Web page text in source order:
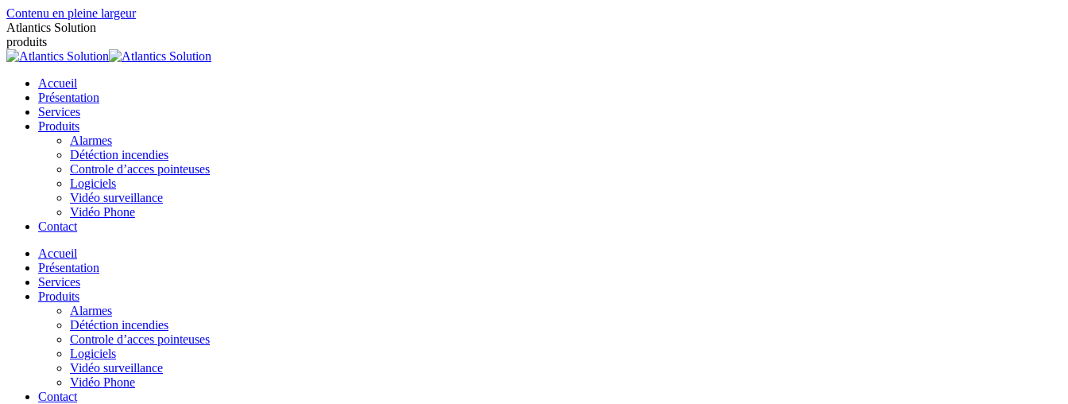
Contenu en pleine largeur
Atlantics Solution
produits
Accueil
Présentation
Services
Produits
Alarmes
Détéction incendies
Controle d’acces pointeuses
Logiciels
Vidéo surveillance
Vidéo Phone
Contact
Accueil
Présentation
Services
Produits
Alarmes
Détéction incendies
Controle d’acces pointeuses
Logiciels
Vidéo surveillance
Vidéo Phone
Contact